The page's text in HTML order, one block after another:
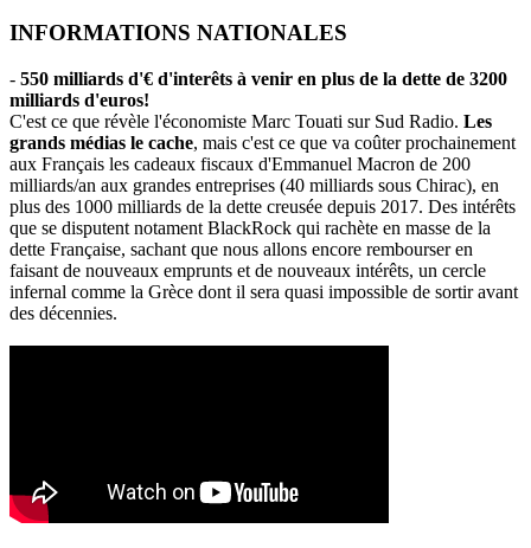
INFORMATIONS NATIONALES
- 550 milliards d'€ d'interêts à venir en plus de la dette de 3200
milliards d'euros!
C'est ce que révèle l'économiste Marc Touati sur Sud Radio. Les
grands médias le cache, mais c'est ce que va coûter prochainement
aux Français les cadeaux fiscaux d'Emmanuel Macron de 200
milliards/an aux grandes entreprises (40 milliards sous Chirac), en
plus des 1000 milliards de la dette creusée depuis 2017. Des intérêts
que se disputent notament BlackRock qui rachète en masse de la
dette Française, sachant que nous allons encore rembourser en
faisant de nouveaux emprunts et de nouveaux intérêts, un cercle
infernal comme la Grèce dont il sera quasi impossible de sortir avant
des décennies.